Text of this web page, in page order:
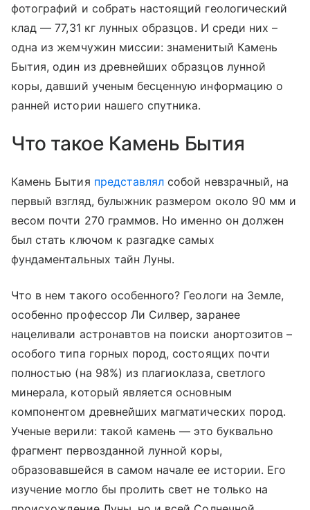
фотографий и собрать настоящий геологический
клад— 77,31 кг лунных образцов. И среди них –
одна из жемчужин миссии: знаменитый Камень
Бытия, один из древнейших образцов лунной
коры, давший ученым бесценную информацию о
ранней истории нашего спутника.
Что такое Камень Бытия
Камень Бытия представлял собой невзрачный, на
первый взгляд, булыжник размером около 90 мм и
весом почти 270 граммов. Но именно он должен
был стать ключом к разгадке самых
фундаментальных тайн Луны.
Что в нем такого особенного? Геологи на Земле,
особенно профессор Ли Силвер, заранее
нацеливали астронавтов на поиски анортозитов –
особого типа горных пород, состоящих почти
полностью (на 98%) из плагиоклаза, светлого
минерала, который является основным
компонентом древнейших магматических пород.
Ученые верили: такой камень— это буквально
фрагмент первозданной лунной коры,
образовавшейся в самом начале ее истории. Его
изучение могло бы пролить свет не только на